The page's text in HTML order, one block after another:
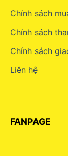
Chính sách
Chính sách
Chính sách
Liên hệ
FANPAGE